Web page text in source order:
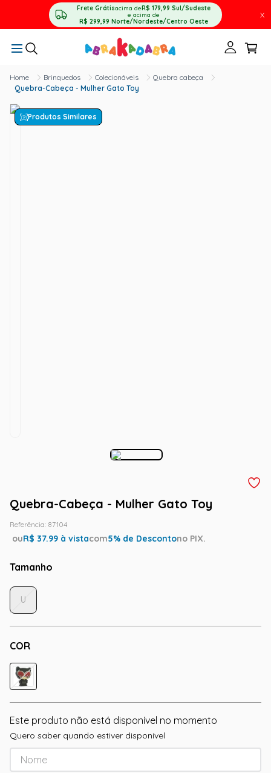
Frete Grátisacima deR$ 179,99 Sul/Sudeste
e acima de
R$ 299,99 Norte/Nordeste/Centro Oeste
X
Brinquedos Colecionáveis
Quebra cabeça
Quebra-Cabeça - Mulher Gato Toy
Produtos Similares
Quebra-Cabeça - Mulher Gato Toy
Referência: 87104
ouR$ 37.99 à vistacom5% de Descontono PIX.
Tamanho
COR
U
Este produto não está disponível no momento
Quero saber quando estiver disponível